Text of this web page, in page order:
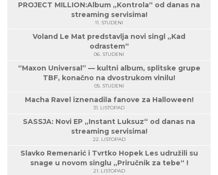
PROJECT MILLION:Album „Kontrola“ od danas na
streaming servisima!
11. STUDENI
Voland Le Mat predstavlja novi singl „Kad
odrastem“
06. STUDENI
“Maxon Universal” — kultni album, splitske grupe
TBF, konačno na dvostrukom vinilu!
05. STUDENI
Macha Ravel iznenadila fanove za Halloween!
31. LISTOPAD
SASSJA: Novi EP „Instant Luksuz“ od danas na
streaming servisima!
22. LISTOPAD
Slavko Remenarić i Tvrtko Hopek Les udružili su
snage u novom singlu „Priručnik za tebe“ !
21. LISTOPAD